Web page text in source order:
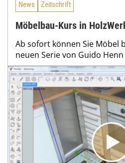
News Zeitschrift
Möbelbau-Kurs in
Ab sofort können Sie Möbel
neuen Serie von Guido